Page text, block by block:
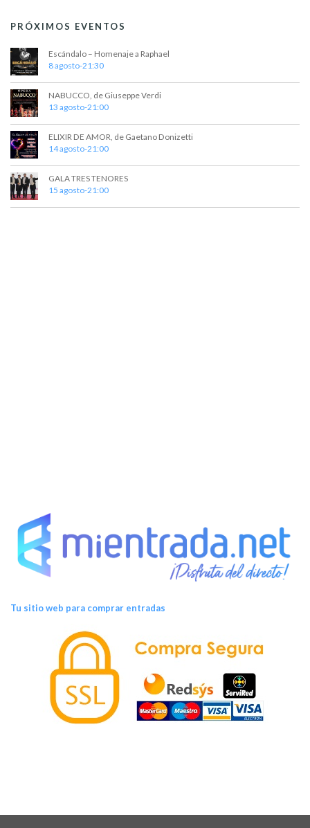
PRÓXIMOS EVENTOS
Escándalo – Homenaje a Raphael
8 agosto-21:30
NABUCCO, de Giuseppe Verdi
13 agosto-21:00
ELIXIR DE AMOR, de Gaetano Donizetti
14 agosto-21:00
GALA TRES TENORES
15 agosto-21:00
Tu sitio web para comprar entradas